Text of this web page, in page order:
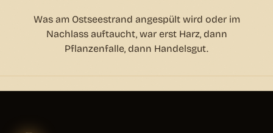
Was am Ostseestrand angespült wird oder im
Nachlass auftaucht, war erst Harz, dann
Pflanzenfalle, dann Handelsgut.